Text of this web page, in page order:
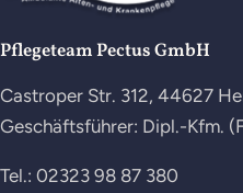
Pflegeteam Pectus GmbH
Castroper Str. 312, 44627
Geschäftsführer: Dipl.-Kfm.
Tel.: 02323 98 87 380